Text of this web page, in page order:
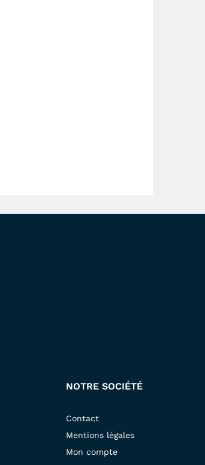
NOTRE SOCIÉTÉ
Contact
Mentions légales
Mon compte